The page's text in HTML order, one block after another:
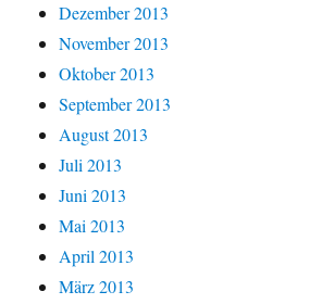
Dezember 2013
November 2013
Oktober 2013
September 2013
August 2013
Juli 2013
Juni 2013
Mai 2013
April 2013
März 2013